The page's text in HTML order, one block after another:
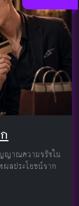
ญาณความจริงใน
ลประโยชน์จาก